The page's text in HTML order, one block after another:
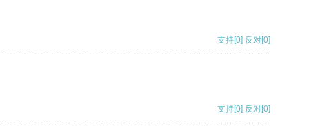
支持[0] 反对[0]
支持[0] 反对[0]